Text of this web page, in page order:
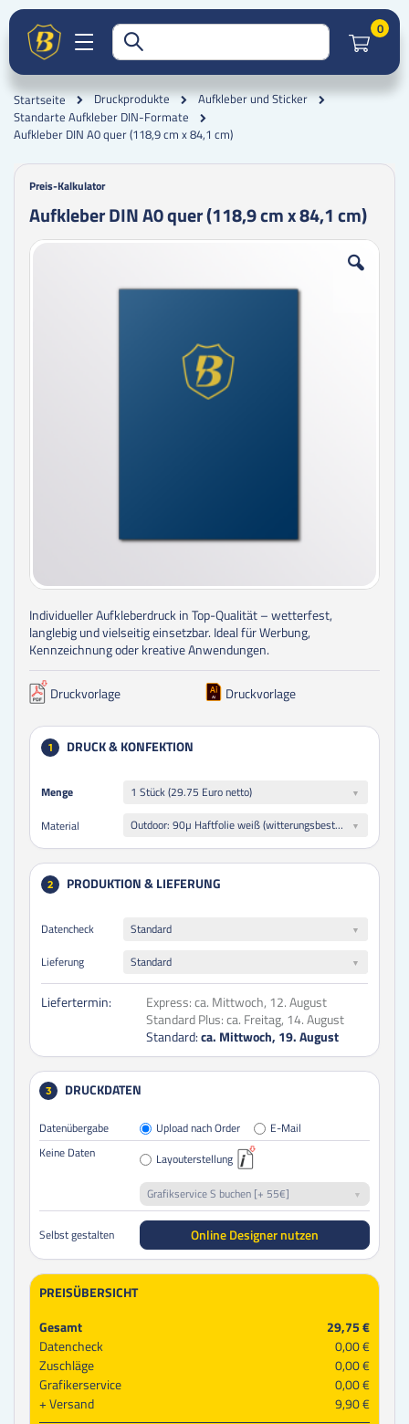
0
Startseite Druckprodukte
Aufkleber und Sticker
Standarte Aufkleber DIN-Formate
Aufkleber DIN A0 quer (118,9 cm x 84,1 cm)
Preis-Kalkulator
Aufkleber DIN A0 quer (118,9 cm x 84,1 cm)
Zum
Zum
Individueller Aufkleberdruck in Top-Qualität – wetterfest,
langlebig und vielseitig einsetzbar. Ideal für Werbung,
Kennzeichnung oder kreative Anwendungen.
Druckvorlage Druckvorlage
1 DRUCK & KONFEKTION
Menge 1 Stück (29.75 Euro netto)
Menge
Material Outdoor: 90µ Haftfolie weiß (witterungsbeständig)
2 PRODUKTION & LIEFERUNG
Datencheck
Standard
Lieferung
Standard
Liefertermin: Express:ca. Mittwoch, 12. August
Standard Plus:ca. Freitag, 14. August
Standard:ca. Mittwoch, 19. August
3 DRUCKDATEN
Datenübergabe Upload nach Order
E-Mail
Keine Daten
Layouterstellung
Grafikservice S buchen [+ 55€]
Selbst gestalten Online Designer nutzen
PREISÜBERSICHT
Gesamt
29,75 €
Datencheck
0,00 €
Zuschläge
0,00 €
Grafikerservice
0,00 €
Versand
9,90 €